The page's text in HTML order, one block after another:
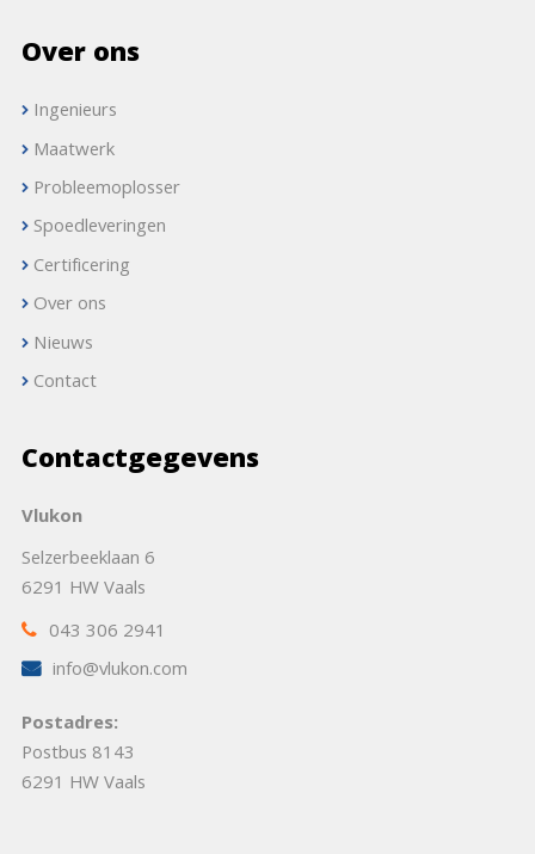
Over ons
Ingenieurs
Maatwerk
Probleemoplosser
Spoedleveringen
Certificering
Over ons
Nieuws
Contact
Contactgegevens
Vlukon
Selzerbeeklaan 6
6291 HW Vaals
043 306 2941
info@vlukon.com
Postadres:
Postbus 8143
6291 HW Vaals